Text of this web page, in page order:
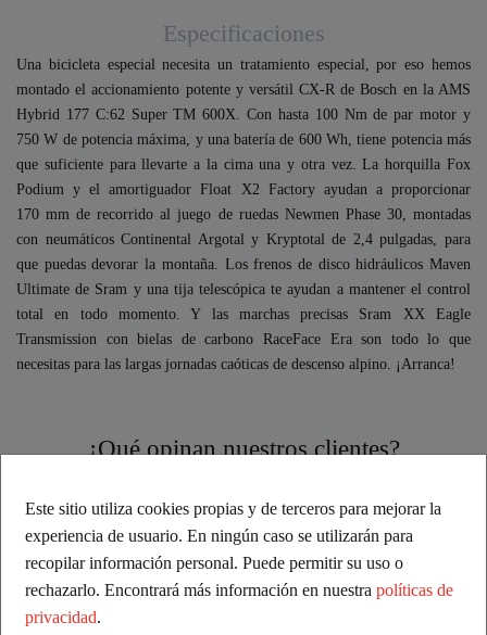
Especificaciones
Una bicicleta especial necesita un tratamiento especial, por eso hemos
montado el accionamiento potente y versátil CX-R de Bosch en la AMS
Hybrid 177 C:62 Super TM 600X. Con hasta 100 Nm de par motor y
750 W de potencia máxima, y una batería de 600 Wh, tiene potencia más
que suficiente para llevarte a la cima una y otra vez. La horquilla Fox
Podium y el amortiguador Float X2 Factory ayudan a proporcionar
170 mm de recorrido al juego de ruedas Newmen Phase 30, montadas
con neumáticos Continental Argotal y Kryptotal de 2,4 pulgadas, para
que puedas devorar la montaña. Los frenos de disco hidráulicos Maven
Ultimate de Sram y una tija telescópica te ayudan a mantener el control
total en todo momento. Y las marchas precisas Sram XX Eagle
Transmission con bielas de carbono RaceFace Era son todo lo que
necesitas para las largas jornadas caóticas de descenso alpino. ¡Arranca!
¿Qué opinan nuestros clientes?
Excelente
Basado en comentarios
Este sitio utiliza cookies propias y de terceros para mejorar la
experiencia de usuario. En ningún caso se utilizarán para
recopilar información personal. Puede permitir su uso o
rechazarlo. Encontrará más información en nuestra políticas de
privacidad.